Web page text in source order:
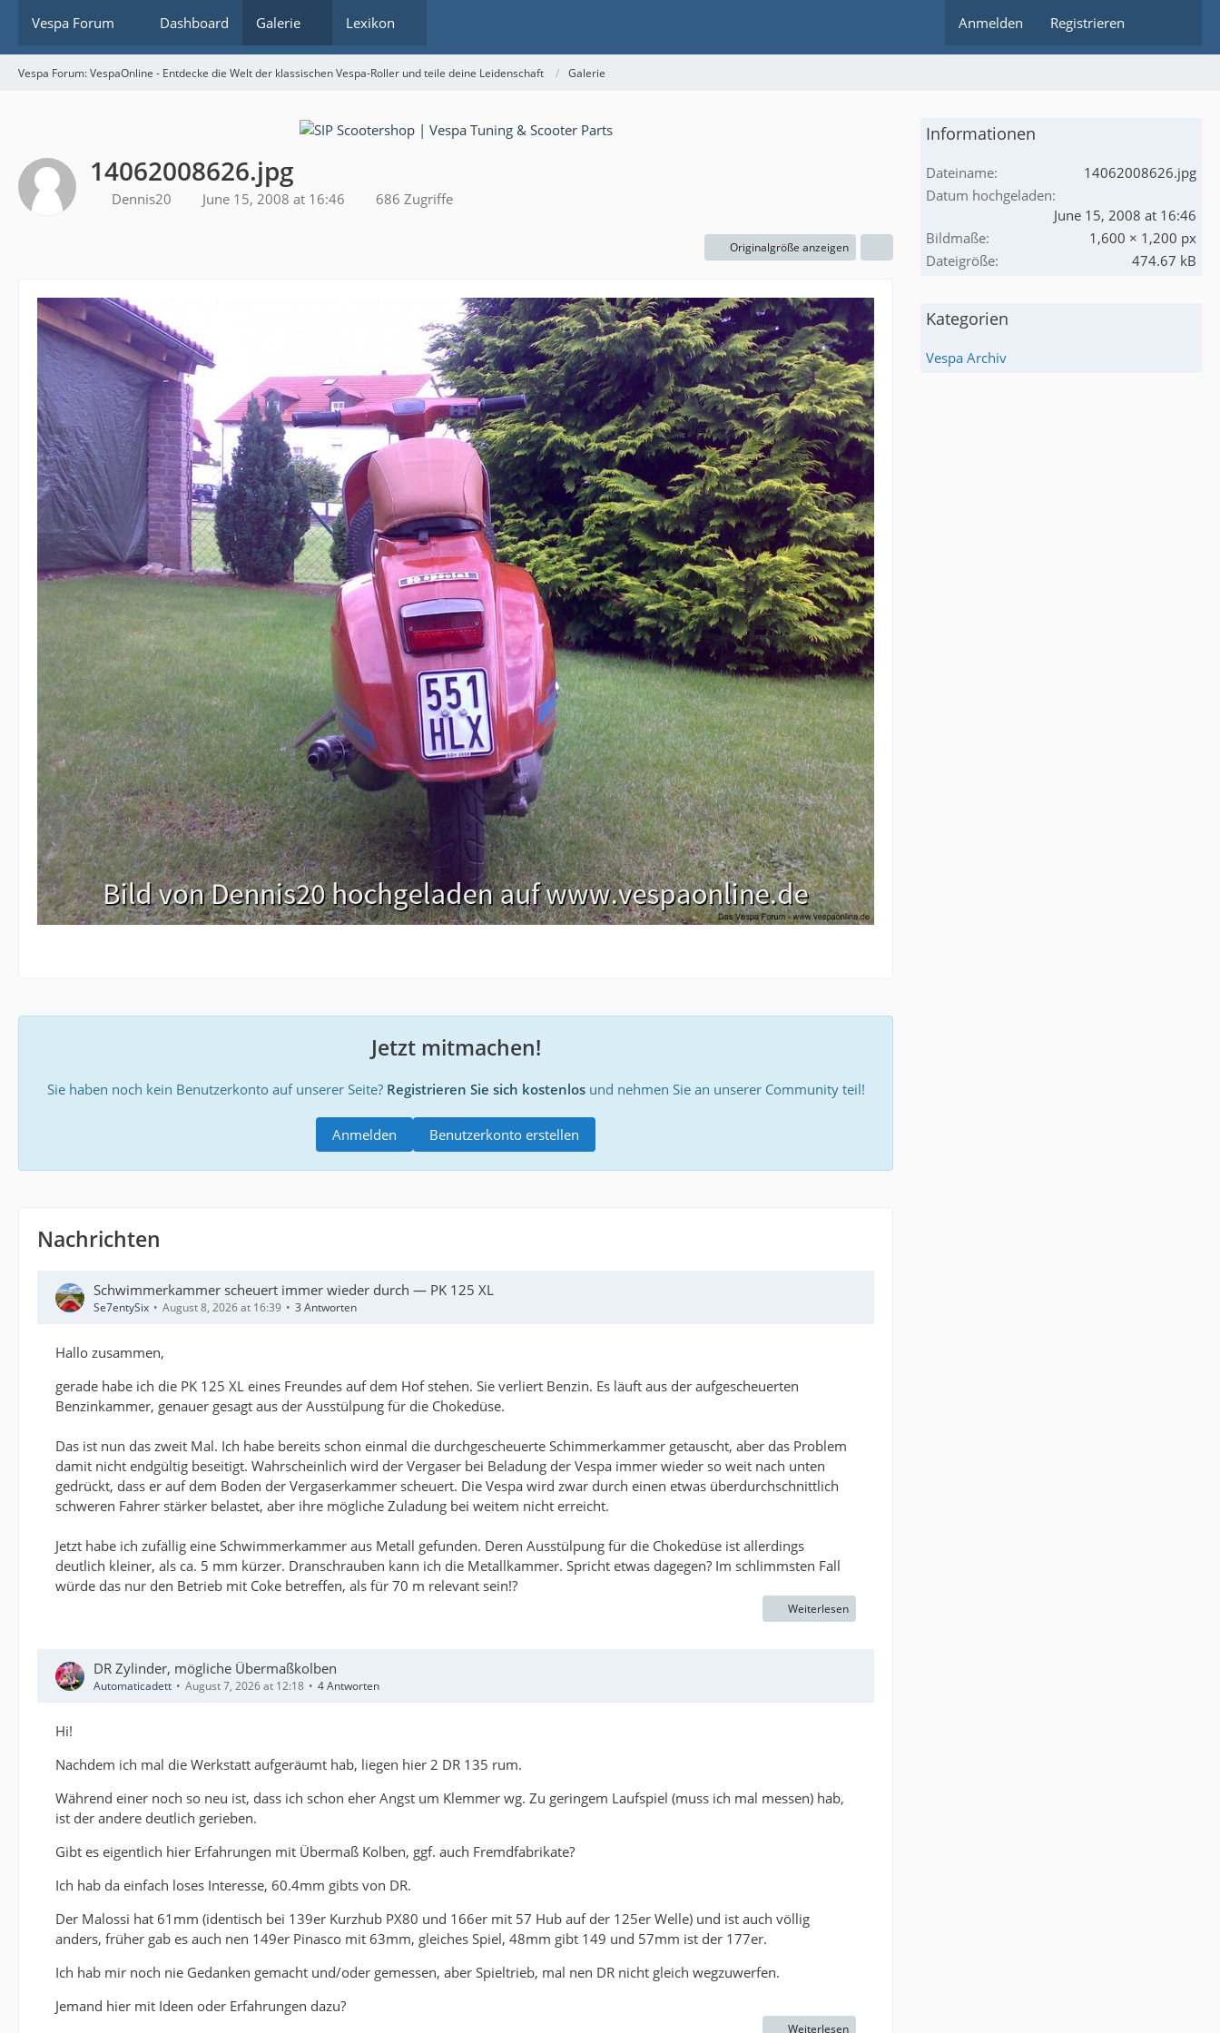
Vespa Forum Dashboard Galerie Lexikon Anmelden Registrieren
Vespa Forum: VespaOnline - Entdecke die Welt der klassischen Vespa-Roller und teile deine Leidenschaft Galerie
14062008626.jpg
Dennis20 June 15, 2008 at 16:46 686 Zugriffe
Originalgröße anzeigen
Jetzt mitmachen!
Sie haben noch kein Benutzerkonto auf unserer Seite? Registrieren Sie sich kostenlosund nehmen Sie an unserer Community teil!
Benutzerkonto erstellen
Anmelden
Nachrichten
Schwimmerkammer scheuert immer wieder durch — PK 125 XL
Se7entySix August 8, 2026 at 16:39 3 Antworten
Hallo zusammen,
gerade habe ich die PK 125 XL eines Freundes auf dem Hof stehen. Sie verliert Benzin. Es läuft aus der aufgescheuerten
Benzinkammer, genauer gesagt aus der Ausstülpung für die Chokedüse.
Das ist nun das zweit Mal. Ich habe bereits schon einmal die durchgescheuerte Schimmerkammer getauscht, aber das Problem
damit nicht endgültig beseitigt. Wahrscheinlich wird der Vergaser bei Beladung der Vespa immer wieder so weit nach unten
gedrückt, dass er auf dem Boden der Vergaserkammer scheuert. Die Vespa wird zwar durch einen etwas überdurchschnittlich
schweren Fahrer stärker belastet, aber ihre mögliche Zuladung bei weitem nicht erreicht.
Jetzt habe ich zufällig eine Schwimmerkammer aus Metall gefunden. Deren Ausstülpung für die Chokedüse ist allerdings
deutlich kleiner, als ca. 5 mm kürzer. Dranschrauben kann ich die Metallkammer. Spricht etwas dagegen? Im schlimmsten Fall
würde das nur den Betrieb mit Coke betreffen, als für 70 m relevant sein!?
Weiterlesen
DR Zylinder, mögliche Übermaßkolben
Automaticadett August 7, 2026 at 12:18 4 Antworten
Hi!
Nachdem ich mal die Werkstatt aufgeräumt hab, liegen hier 2 DR 135 rum.
Während einer noch so neu ist, dass ich schon eher Angst um Klemmer wg. Zu geringem Laufspiel (muss ich mal messen) hab,
ist der andere deutlich gerieben.
Gibt es eigentlich hier Erfahrungen mit Übermaß Kolben, ggf. auch Fremdfabrikate?
Ich hab da einfach loses Interesse, 60.4mm gibts von DR.
Der Malossi hat 61mm (identisch bei 139er Kurzhub PX80 und 166er mit 57 Hub auf der 125er Welle) und ist auch völlig
anders, früher gab es auch nen 149er Pinasco mit 63mm, gleiches Spiel, 48mm gibt 149 und 57mm ist der 177er.
Ich hab mir noch nie Gedanken gemacht und/oder gemessen, aber Spieltrieb, mal nen DR nicht gleich wegzuwerfen.
Jemand hier mit Ideen oder Erfahrungen dazu?
Weiterlesen
Informationen
Dateiname
14062008626.jpg
Datum hochgeladen
June 15, 2008 at 16:46
Bildmaße
1,600 × 1,200 px
Dateigröße
474.67 kB
Kategorien
Vespa Archiv